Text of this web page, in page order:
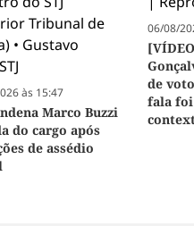
às 15:47
Marco Buzzi
do cargo após
de assédio
06/08/
de
fala